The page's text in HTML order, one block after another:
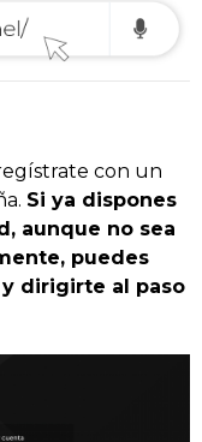
con un
Si ya dispones
aunque no sea
puedes
dirigirte al paso